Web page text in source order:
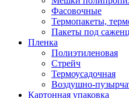
Фасовочные
Термопакеты,
Пакеты под
Пленка
Полиэтиленовая
Стрейч
Термоусадочная
Воздушно-
Картонная упаковка